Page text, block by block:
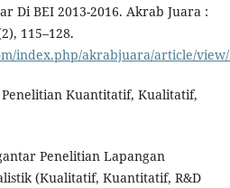
Di BEI 2013-2016. Akrab Juara :
115–128.
index.php/akrabjuara/article/
Kuantitatif, Kualitatif,
Penelitian Lapangan
(Kualitatif, Kuantitatif, R&D